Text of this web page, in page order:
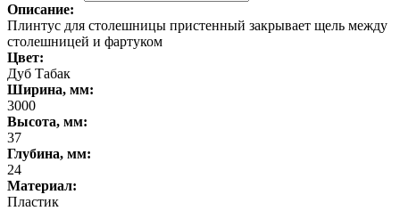
Описание:
Плинтус для столешницы пристенный закрывает щель между
столешницей и фартуком
Цвет:
Дуб Табак
Ширина, мм:
3000
Высота, мм:
37
Глубина, мм:
24
Материал:
Пластик